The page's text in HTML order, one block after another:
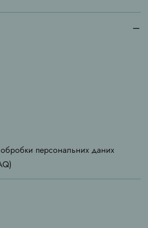
обробки персональних даних